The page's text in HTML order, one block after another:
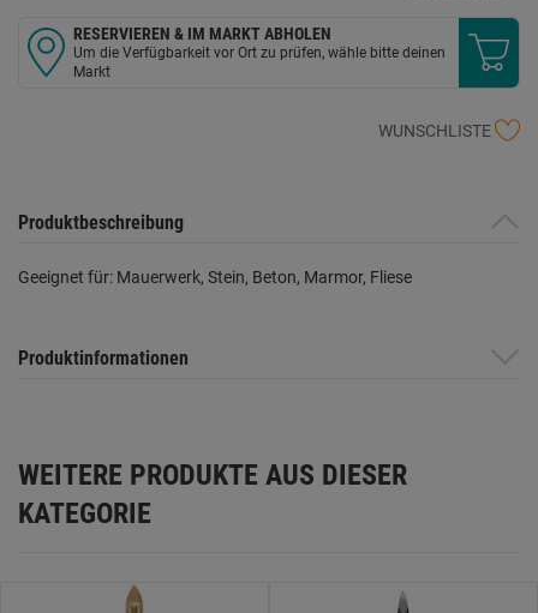
RESERVIEREN & IM MARKT ABHOLEN
Um die Verfügbarkeit vor Ort zu prüfen, wähle bitte deinen
Markt
WUNSCHLISTE
Produktbeschreibung
Geeignet für: Mauerwerk, Stein, Beton, Marmor, Fliese
Produktinformationen
WEITERE PRODUKTE AUS DIESER
KATEGORIE